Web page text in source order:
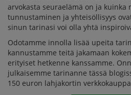
arvokasta seuraelämä on ja kuinka
tunnustaminen ja yhteisöllisyys
sinun tarinasi voi olla yhtä
Odotamme innolla lisää upeita
kannustamme teitä jakamaan
erityiset hetkenne kanssamme.
julkaisemme tarinanne tässä
150 euron lahjakortin